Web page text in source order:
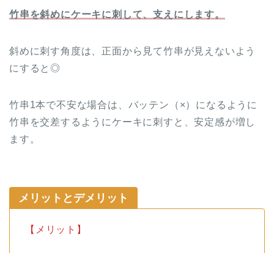
竹串を斜めにケーキに刺して、支えにします。
斜めに刺す角度は、正面から見て竹串が見えないよう
にすると◎
竹串1本で不安な場合は、バッテン（×）になるように
竹串を交差するようにケーキに刺すと、安定感が増し
ます。
メリットとデメリット
【メリット】